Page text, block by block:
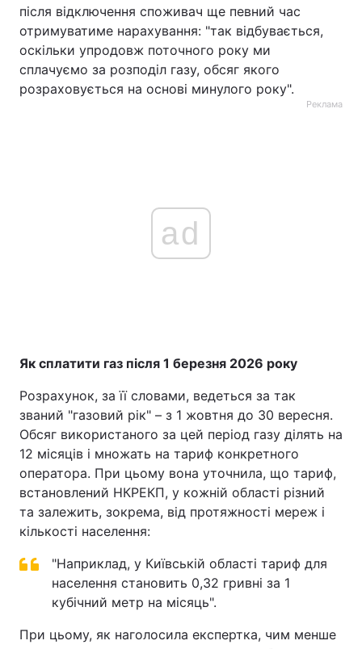
після відключення споживач ще певний час
отримуватиме нарахування: "так відбувається,
оскільки упродовж поточного року ми
сплачуємо за розподіл газу, обсяг якого
розраховується на основі минулого року".
Реклама
ad
Як сплатити газ після 1 березня 2026 року
Розрахунок, за її словами, ведеться за так
званий "газовий рік" – з 1 жовтня до 30 вересня.
Обсяг використаного за цей період газу ділять на
12 місяців і множать на тариф конкретного
оператора. При цьому вона уточнила, що тариф,
встановлений НКРЕКП, у кожній області різний
та залежить, зокрема, від протяжності мереж і
кількості населення:
"Наприклад, у Київській області тариф для
населення становить 0,32 гривні за 1
кубічний метр на місяць".
При цьому, як наголосила експертка, чим менше